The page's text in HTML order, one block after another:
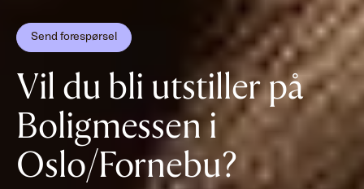
Send forespørsel
Vil du bli utstiller på
Boligmessen i
Oslo/Fornebu?